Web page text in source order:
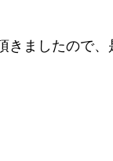
きましたので